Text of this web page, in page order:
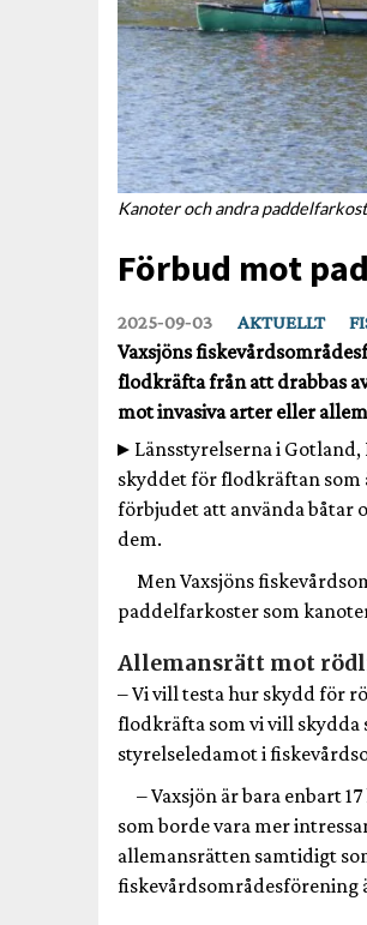
Kanoter och andra
Förbud mot
2025‑09‑03 AKTUELLT
Vaxsjöns
flodkräfta från att drabbas
mot invasiva arter eller
Länsstyrelserna i
skyddet för flodkräftan som
förbjudet att använda båtar
dem.
Men Vaxsjöns
paddelfarkoster som
Allemansrätt mot
– Vi vill testa hur skydd för
flodkräfta som vi vill skydda
styrelseledamot i
– Vaxsjön är bara enbart
som borde vara mer
allemansrätten samtidigt
fiskevårdsområdesförening